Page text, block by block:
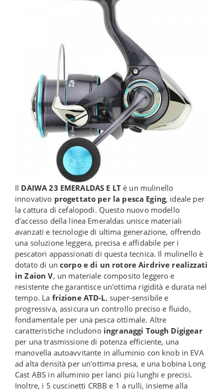
Il DAIWA 23 EMERALDAS E LTè un mulinello
innovativo progettato per la pesca Eging, ideale per
la cattura di cefalopodi. Questo nuovo modello
d'accesso della linea Emeraldas unisce materiali
avanzati e tecnologie di ultima generazione, offrendo
una soluzione leggera, precisa e affidabile per i
pescatori appassionati di questa tecnica. Il mulinello è
dotato di un corpo e di un rotore Airdrive realizzati
in Zaion V, un materiale composito leggero e
resistente che garantisce un'ottima rigidità e durata nel
tempo. La frizione ATD-L, super-sensibile e
progressiva, assicura un controllo preciso e fluido,
fondamentale per una pesca ottimale. Altre
caratteristiche includono ingranaggi Tough Digigear
per una trasmissione di potenza efficiente, una
manovella autoavvitante in alluminio con knob in EVA
ad alta densità per un'ottima presa, e una bobina Long
Cast ABS in alluminio per lanci più lunghi e precisi.
Inoltre, i 5 cuscinetti CRBB e 1 a rulli, insieme alla